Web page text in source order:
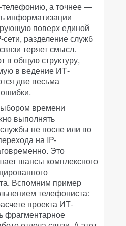
телефонию, а точнее —
информатизации
поверх единой
сети, разделение служб
теряет смысл.
общую структуру,
в ведение ИТ-
две весьма
времени
выполнять
не после или во
на IP-
Это
шансы комплексного
Вспомним пример
телефониста:
проекта ИТ-
фрагментарное